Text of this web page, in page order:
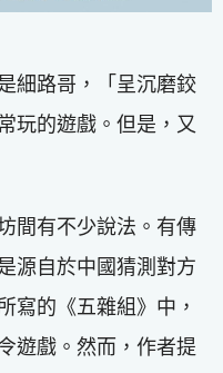
細路哥，「呈沉磨鉸
玩的遊戲。但是，又
間有不少說法。有傳
源自於中國猜測對方
寫的《五雜組》中，
遊戲。然而，作者提